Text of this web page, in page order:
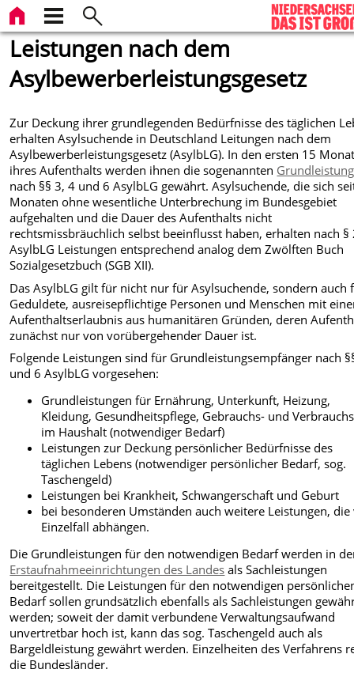
Leistungen nach dem
Asylbewerberleistungsgesetz
Zur Deckung ihrer grundlegenden Bedürfnisse des täglichen
erhalten Asylsuchende in Deutschland Leitungen nach dem
Asylbewerberleistungsgesetz (AsylbLG). In den ersten 15
ihres Aufenthalts werden ihnen die sogenannten
nach §§ 3, 4 und 6 AsylbLG gewährt. Asylsuchende, die sich
Monaten ohne wesentliche Unterbrechung im Bundesgebiet
aufgehalten und die Dauer des Aufenthalts nicht
rechtsmissbräuchlich selbst beeinflusst haben, erhalten nach §
AsylbLG Leistungen entsprechend analog dem Zwölften Buch
Sozialgesetzbuch (SGB XII).
Das AsylbLG gilt für nicht nur für Asylsuchende, sondern auch
Geduldete, ausreisepflichtige Personen und Menschen mit
Aufenthaltserlaubnis aus humanitären Gründen, deren
zunächst nur von vorübergehender Dauer ist.
Folgende Leistungen sind für Grundleistungsempfänger nach
und 6 AsylbLG vorgesehen:
Grundleistungen für Ernährung, Unterkunft, Heizung,
Kleidung, Gesundheitspflege, Gebrauchs- und
im Haushalt (notwendiger Bedarf)
Leistungen zur Deckung persönlicher Bedürfnisse des
täglichen Lebens (notwendiger persönlicher Bedarf, sog.
Taschengeld)
Leistungen bei Krankheit, Schwangerschaft und Geburt
bei besonderen Umständen auch weitere Leistungen,
Einzelfall abhängen.
Die Grundleistungen für den notwendigen Bedarf werden in
Erstaufnahmeeinrichtungen des Landes als Sachleistungen
bereitgestellt. Die Leistungen für den notwendigen
Bedarf sollen grundsätzlich ebenfalls als Sachleistungen
werden; soweit der damit verbundene Verwaltungsaufwand
unvertretbar hoch ist, kann das sog. Taschengeld auch als
Bargeldleistung gewährt werden. Einzelheiten des Verfahrens
die Bundesländer.